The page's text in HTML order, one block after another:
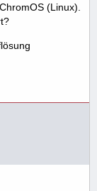
(Linux).